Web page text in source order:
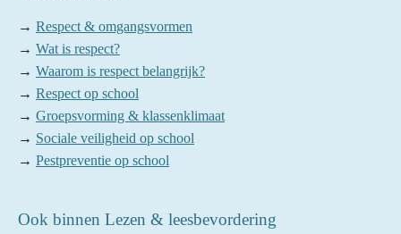
→ Respect & omgangsvormen
→ Wat is respect?
→ Waarom is respect belangrijk?
→ Respect op school
→ Groepsvorming & klassenklimaat
→ Sociale veiligheid op school
→ Pestpreventie op school
Ook binnen Lezen & leesbevordering